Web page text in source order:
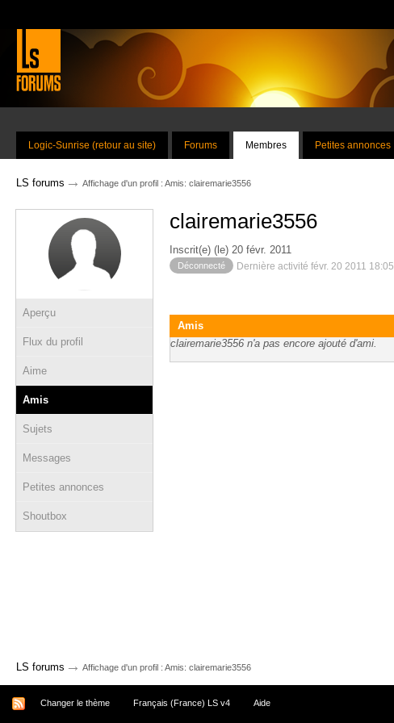
Logic-Sunrise (retour au site) Forums Membres Petites annonces
LS forums → Affichage d'un profil : Amis: clairemarie3556
Aperçu
Flux du profil
Aime
Amis
Sujets
Messages
Petites annonces
Shoutbox
clairemarie3556
Inscrit(e) (le) 20 févr. 2011
Déconnecté Dernière activité févr. 20 2011 18:05
Amis
clairemarie3556 n'a pas encore ajouté d'ami.
LS forums → Affichage d'un profil : Amis: clairemarie3556
Changer le thème Français (France) LS v4 Aide